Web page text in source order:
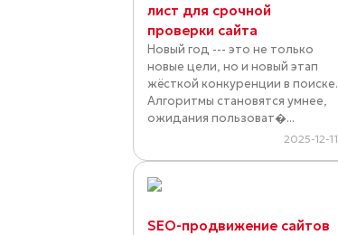
лист для срочной
проверки сайта
Новый год --- это не только
новые цели, но и новый этап
жёсткой конкуренции в поиске.
Алгоритмы становятся умнее,
ожидания пользоват�...
2025-12-11
SEO-продвижение сайтов